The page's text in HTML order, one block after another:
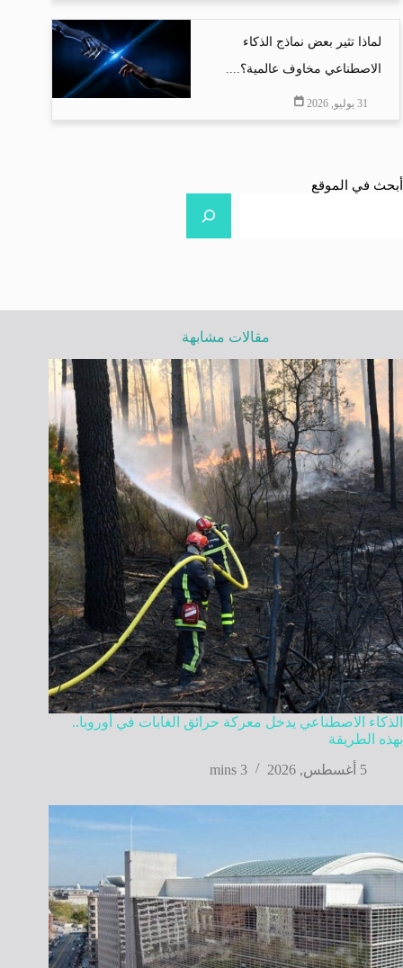
لماذا تثير بعض نماذج الذكاء
الاصطناعي مخاوف عالمية؟....
31 يوليو, 2026
أبحث في الموقع
مقالات مشابهة
الذكاء الاصطناعي يدخل معركة حرائق الغابات في أوروبا..
بهذه الطريقة
5 أغسطس, 2026
3 mins